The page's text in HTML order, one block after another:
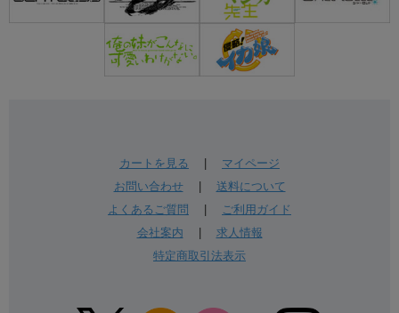
カートを見る
マイページ
お問い合わせ| 送料について
よくあるご質問
ご利用ガイド
会社案内
求人情報
特定商取引法表示